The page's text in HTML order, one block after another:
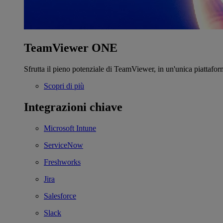
TeamViewer ONE
Sfrutta il pieno potenziale di TeamViewer, in un'unica
Scopri di più
Integrazioni chiave
Microsoft Intune
ServiceNow
Freshworks
Jira
Salesforce
Slack